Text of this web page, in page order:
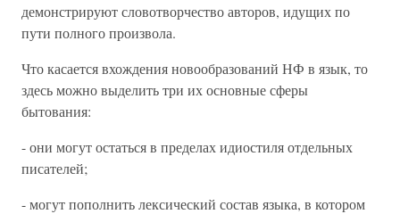
демонстрируют словотворчество авторов, идущих по
пути полного произвола.
Что касается вхождения новообразований НФ в язык, то
здесь можно выделить три их основные сферы
бытования:
- они могут остаться в пределах идиостиля отдельных
писателей;
- могут пополнить лексический состав языка, в котором